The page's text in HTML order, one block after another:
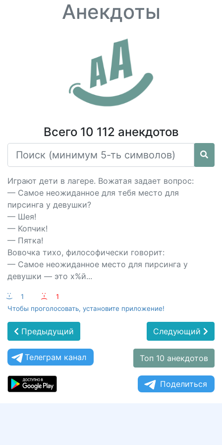
Анекдоты
Всего 10 112 анекдотов
Играют дети в лагере. Вожатая задает вопрос:
— Самое неожиданное для тебя место для
пирсинга у девушки?
— Шея!
— Копчик!
— Пятка!
Вовочка тихо, философически говорит:
— Самое неожиданное место для пирсинга у
девушки — это х%й...
:-) 1 :-(
1
Чтобы проголосовать, установите приложение!
Предыдущий Следующий
Телеграм канал Топ 10 анекдотов
Поделиться